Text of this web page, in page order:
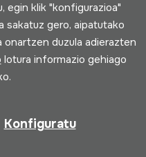
Flickr SoundCloud
jarri
egin klik "konfigurazioa"
sakatuz gero, aipatutako
duzula adierazten
lotura informazio gehiago
Konfiguratu